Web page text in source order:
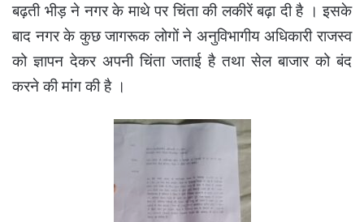
बढ़ती भीड़ ने नगर के माथे पर चिंता की लकीरें बढ़ा दी है । इसके
बाद नगर के कुछ जागरूक लोगों ने अनुविभागीय अधिकारी राजस्व
को ज्ञापन देकर अपनी चिंता जताई है तथा सेल बाजार को बंद
करने की मांग की है ।